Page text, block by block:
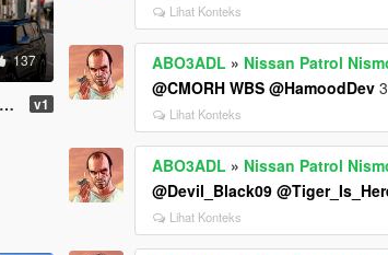
137
v1
Lihat Konteks
ABO3ADL » Nissan Patrol
@CMORH WBS @HamoodDev
Lihat Konteks
ABO3ADL » Nissan Patrol
@Devil_Black09
Lihat Konteks